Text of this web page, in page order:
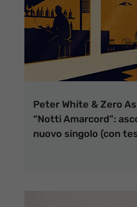
Peter White & Zero
“Notti Amarcord”:
nuovo singolo (con